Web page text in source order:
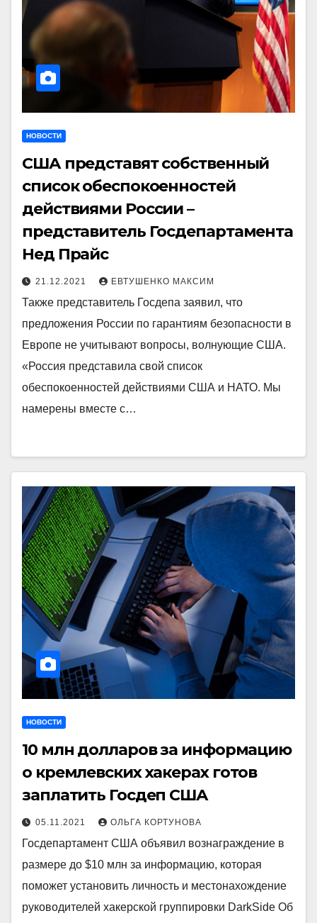
НОВОСТИ
США представят собственный
список обеспокоенностей
действиями России –
представитель Госдепартамента
Нед Прайс
21.12.2021 ЕВТУШЕНКО МАКСИМ
Также представитель Госдепа заявил, что
предложения России по гарантиям безопасности в
Европе не учитывают вопросы, волнующие США.
«Россия представила свой список
обеспокоенностей действиями США и НАТО. Мы
намерены вместе с…
НОВОСТИ
10 млн долларов за информацию
о кремлевских хакерах готов
заплатить Госдеп США
05.11.2021 ОЛЬГА КОРТУНОВА
Госдепартамент США объявил вознаграждение в
размере до $10 млн за информацию, которая
поможет установить личность и местонахождение
руководителей хакерской группировки DarkSide Об